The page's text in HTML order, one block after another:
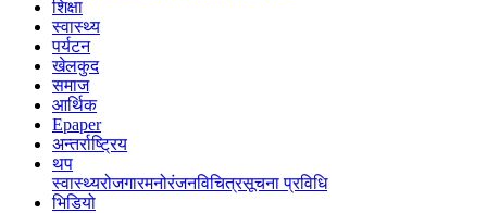
शिक्षा
स्वास्थ्य
पर्यटन
खेलकुद
समाज
आर्थिक
Epaper
अन्तर्राष्ट्रिय
थप
स्वास्थ्यरोजगारमनोरंजनविचित्रसूचना प्रविधि
भिडियो